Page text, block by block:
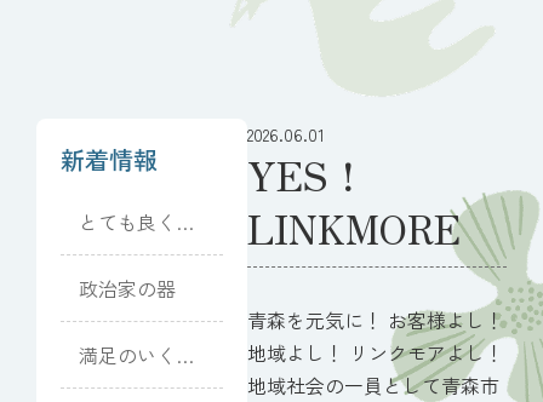
新着情報
とても良くし
ていただきま
した
政治家の器
満足のいく式
になりました
2026.06.01
YES！
LINKMORE
青森を元気に！ お客様よし！
地域よし！ リンクモアよし！
地域社会の一員として青森市